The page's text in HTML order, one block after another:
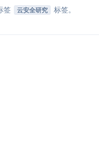
签 云安全研究 标签。